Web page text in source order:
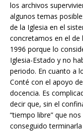
los archivos
algunos temas
de la Iglesia en el
concretamos en el de
1996 porque lo
Iglesia-Estado y no
periodo. En cuanto a
Conté con el apoyo
docencia. Es
decir que, sin el
“tiempo libre” que
conseguido